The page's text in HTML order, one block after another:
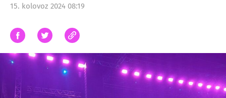
15. kolovoz 2024 08:19